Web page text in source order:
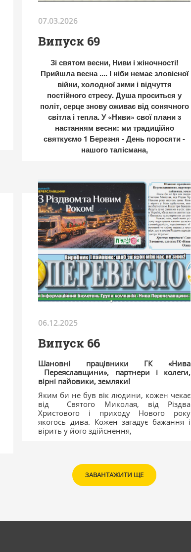
07.03.2026
Випуск 69
Зі святом весни, Ниви і жіночності!
Прийшла весна .... І ніби немає зловісної
війни, холодної зими і відчуття
постійного стресу. Душа проситься у
політ, серцезнову оживає від сонячного
світла і тепла. У «Ниви» свої плани з
настанням весни: ми традиційно
святкуємо 1 Березня - День поросяти -
нашого талісмана,
06.12.2025
Випуск 66
Шановні працівники ГК «Нива
Переяславщини», партнери і колеги,
вірні пайовики, земляки!
Яким би не був вік людини, кожен чекає
від Святого Миколая, від Різдва
Христового і приходу Нового року
якогось дива. Кожен загадує бажання і
вірить у його здійснення,
ЗАВАНТАЖИТИ ЩЕ